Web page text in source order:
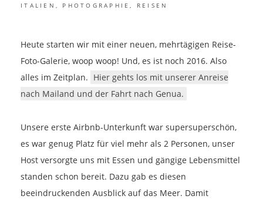
ITALIEN PHOTOGRAPHIE REISEN
Heute starten wir mit einer neuen, mehrtägigen Reise-
Foto-Galerie, woop woop! Und, es ist noch 2016. Also
alles im Zeitplan. Hier gehts los mit unserer Anreise
nach Mailand und der Fahrt nach Genua.
Unsere erste Airbnb-Unterkunft war supersuperschön,
es war genug Platz für viel mehr als 2 Personen, unser
Host versorgte uns mit Essen und gängige Lebensmittel
standen schon bereit. Dazu gab es diesen
beeindruckenden Ausblick auf das Meer. Damit